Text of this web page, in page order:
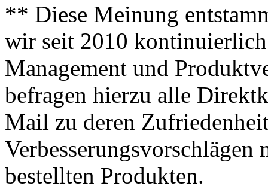
** Diese Meinung
wir seit 2010
Management und
befragen hierzu alle
Mail zu deren
bestellten Produkten.